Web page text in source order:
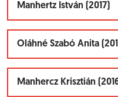
Manhertz István (2017)
Oláhné Szabó Anita
Manhercz Krisztián